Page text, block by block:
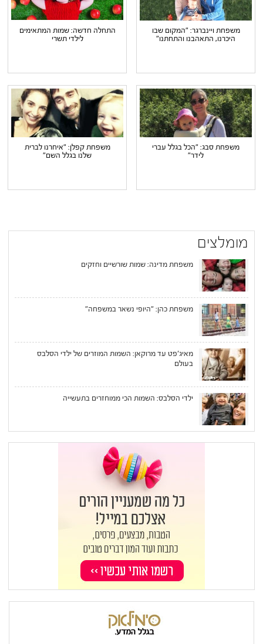
משפחת ויינברגר: "המקום שבו
היכרנו, התאהבנו והתחתנו"
התחלה חדשה: שמות המתאימים
לילדי תשרי
משפחת סבג: "הכל בגלל עברי
לידר"
משפחת קפלן: "איחרנו לברית
שלנו בגלל השם"
מומלצים
משפחת מדינה: שמות שורשיים וחזקים
משפחת כהן: "היופי נשאר במשפחה"
מאיג'פט עד מרוקאן: השמות המוזרים של ילדי הסלבס
בעולם
ילדי הסלבס: השמות הכי ממוחזרים בתעשייה